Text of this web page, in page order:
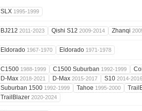
SLX 1995-1999
BJ212 2011-2023 Qishi S12 2009-2014 Zhanqi
Eldorado 1967-1970 Eldorado 1971-1978
C1500 1988-1999 C1500 Suburban 1992-1999
D-Max 2018-2021 D-Max 2015-2017 S10 2014-2016
Suburban 1500 1992-1999 Tahoe 1995-2000
TrailBlazer 2020-2024